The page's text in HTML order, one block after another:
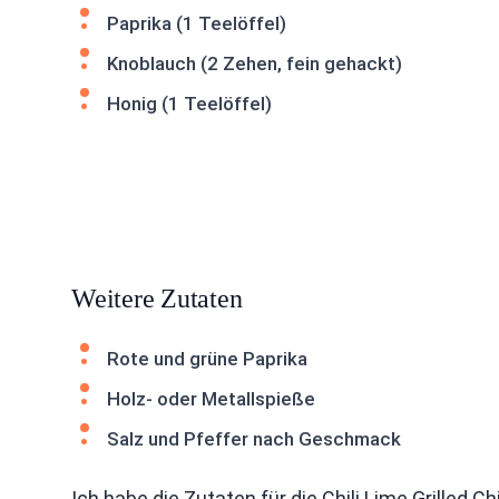
Paprika (1 Teelöffel)
Knoblauch (2 Zehen, fein gehackt)
Honig (1 Teelöffel)
Weitere Zutaten
Rote und grüne Paprika
Holz- oder Metallspieße
Salz und Pfeffer nach Geschmack